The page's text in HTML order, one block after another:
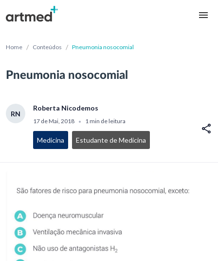
Home / Conteúdos / Pneumonia nosocomial
Pneumonia nosocomial
RN
Roberta Nicodemos
17 de Mai, 2018 • 1 min de leitura
Medicina Estudante de Medicina